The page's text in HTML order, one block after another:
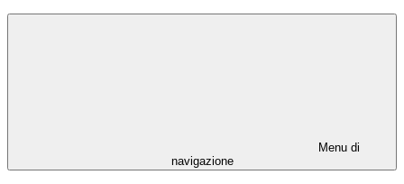
Menu di
navigazione